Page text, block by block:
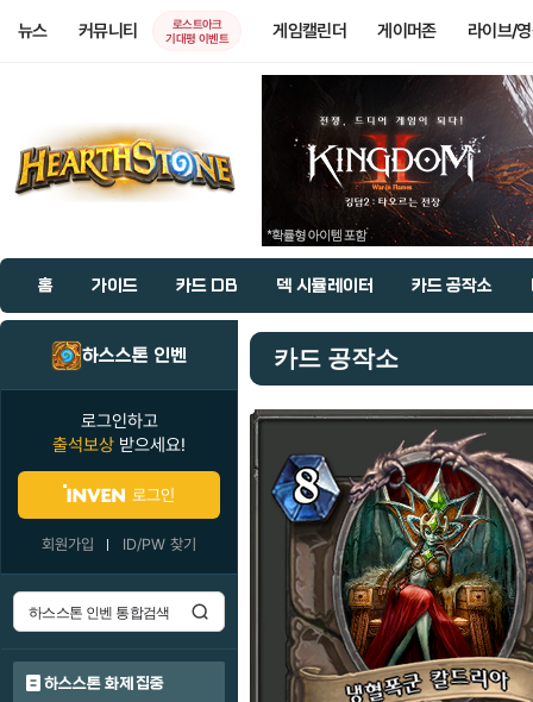
뉴스 커뮤니티
로스트아크
기대평 이벤트
게임캘린더 게이머존 라이브/
홈 가이드 카드 DB 덱 시뮬레이터 카드 공작소
하스스톤 인벤
로그인하고
출석보상 받으세요!
로그인
회원가입 ID/PW 찾기
하스스톤 화제 집중
카드 공작소